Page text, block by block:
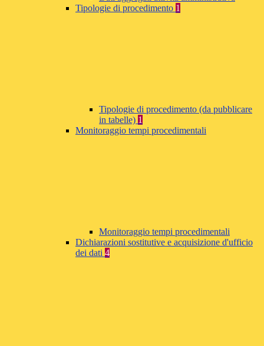
Tipologie di procedimento 1
Tipologie di procedimento (da pubblicare
in tabelle) 1
Monitoraggio tempi procedimentali
Monitoraggio tempi procedimentali
Dichiarazioni sostitutive e acquisizione d'ufficio
dei dati 4